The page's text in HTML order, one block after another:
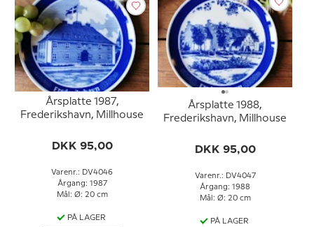
Årsplatte 1987,
Frederikshavn, Millhouse
DKK 95,00
Varenr.: DV4046
Årgang: 1987
Mål: Ø: 20 cm
PÅ LAGER
Årsplatte 1988,
Frederikshavn, Millhouse
DKK 95,00
Varenr.: DV4047
Årgang: 1988
Mål: Ø: 20 cm
PÅ LAGER